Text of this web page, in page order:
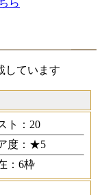
しています
ト：20
度：★5
：6枠